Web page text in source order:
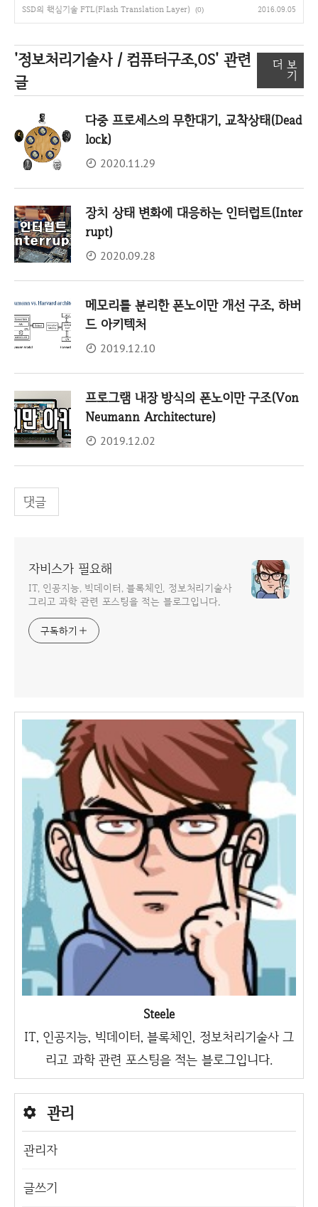
SSD의 핵심기술 FTL(Flash Translation Layer) (0) 2016.09.05
'정보처리기술사 / 컴퓨터구조,OS' 관련
글
더 보
기
다중 프로세스의 무한대기, 교착상태(Dead
lock)
2020.11.29
장치 상태 변화에 대응하는 인터럽트(Inter
rupt)
2020.09.28
메모리를 분리한 폰노이만 개선 구조, 하버
드 아키텍처
2019.12.10
프로그램 내장 방식의 폰노이만 구조(Von
Neumann Architecture)
2019.12.02
댓글
자비스가 필요해
IT, 인공지능, 빅데이터, 블록체인, 정보처리기술사
그리고 과학 관련 포스팅을 적는 블로그입니다.
구독하기
Steele
IT, 인공지능, 빅데이터, 블록체인, 정보처리기술사 그
리고 과학 관련 포스팅을 적는 블로그입니다.
관리
관리자
글쓰기